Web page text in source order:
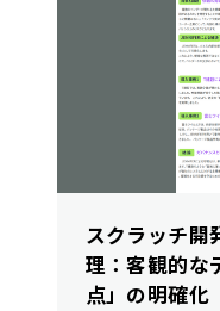
スクラッチ開
理：客観的な
点」の明確化